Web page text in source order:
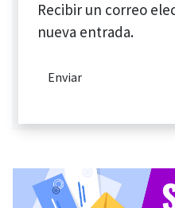
Recibir un correo
nueva entrada.